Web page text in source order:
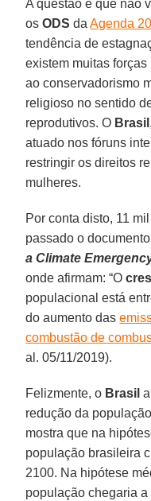
A questão é que não
osODS daAgenda
tendência de
existem muitas
ao conservadorismo
religioso no sentido
reprodutivos. O Brasil
atuado nos fóruns
restringir os direitos
mulheres.
Por conta disto, 11
passado o documento
a Climate
onde afirmam: “O
populacional está
do aumento das
combustão de
al. 05/11/2019).
Felizmente, o Brasil
redução da
mostra que na
população brasileira
2100. Na hipótese
população chegaria